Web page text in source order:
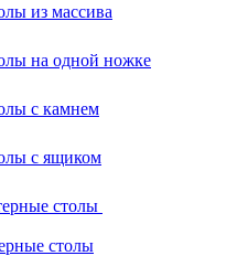
из массива
на одной ножке
с камнем
с ящиком
столы
столы